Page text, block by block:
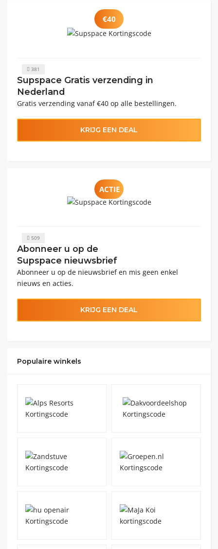
€40
381
Supspace Gratis verzending in
Nederland
Gratis verzending vanaf €40 op alle bestellingen.
KRIJG EEN DEAL
ACTIE
509
Abonneer u op de
Supspace nieuwsbrief
Abonneer u op de nieuwsbrief en mis geen enkel
nieuws en acties.
KRIJG EEN DEAL
Populaire winkels